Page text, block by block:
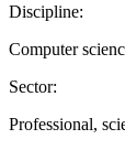
Discipline:
Computer
Sector:
Professional,